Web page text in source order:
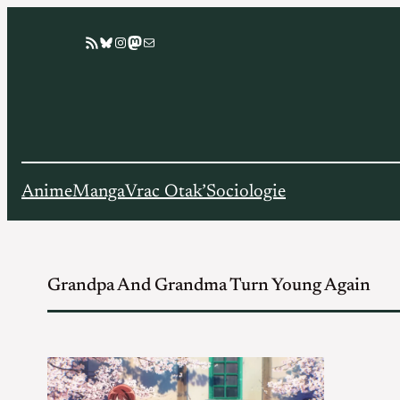
Flux RSS Bluesky Instagram Mastodon E-mail
AnimeMangaVrac Otak’Sociologie
Grandpa And Grandma Turn Young Again